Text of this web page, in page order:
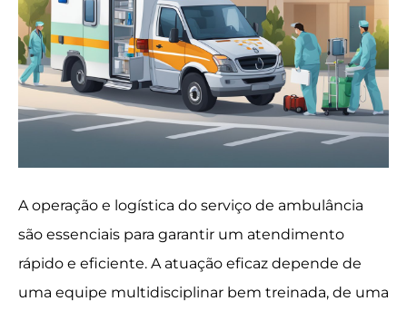
A operação e logística do serviço de ambulância
são essenciais para garantir um atendimento
rápido e eficiente. A atuação eficaz depende de
uma equipe multidisciplinar bem treinada, de uma